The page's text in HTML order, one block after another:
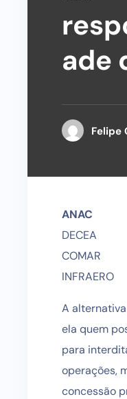
ade
Felipe
ANAC
DECEA
COMAR
INFRAERO
A
ela quem
para
operações,
concessão